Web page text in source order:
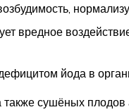
вредное
йода в
также сушёных плодов